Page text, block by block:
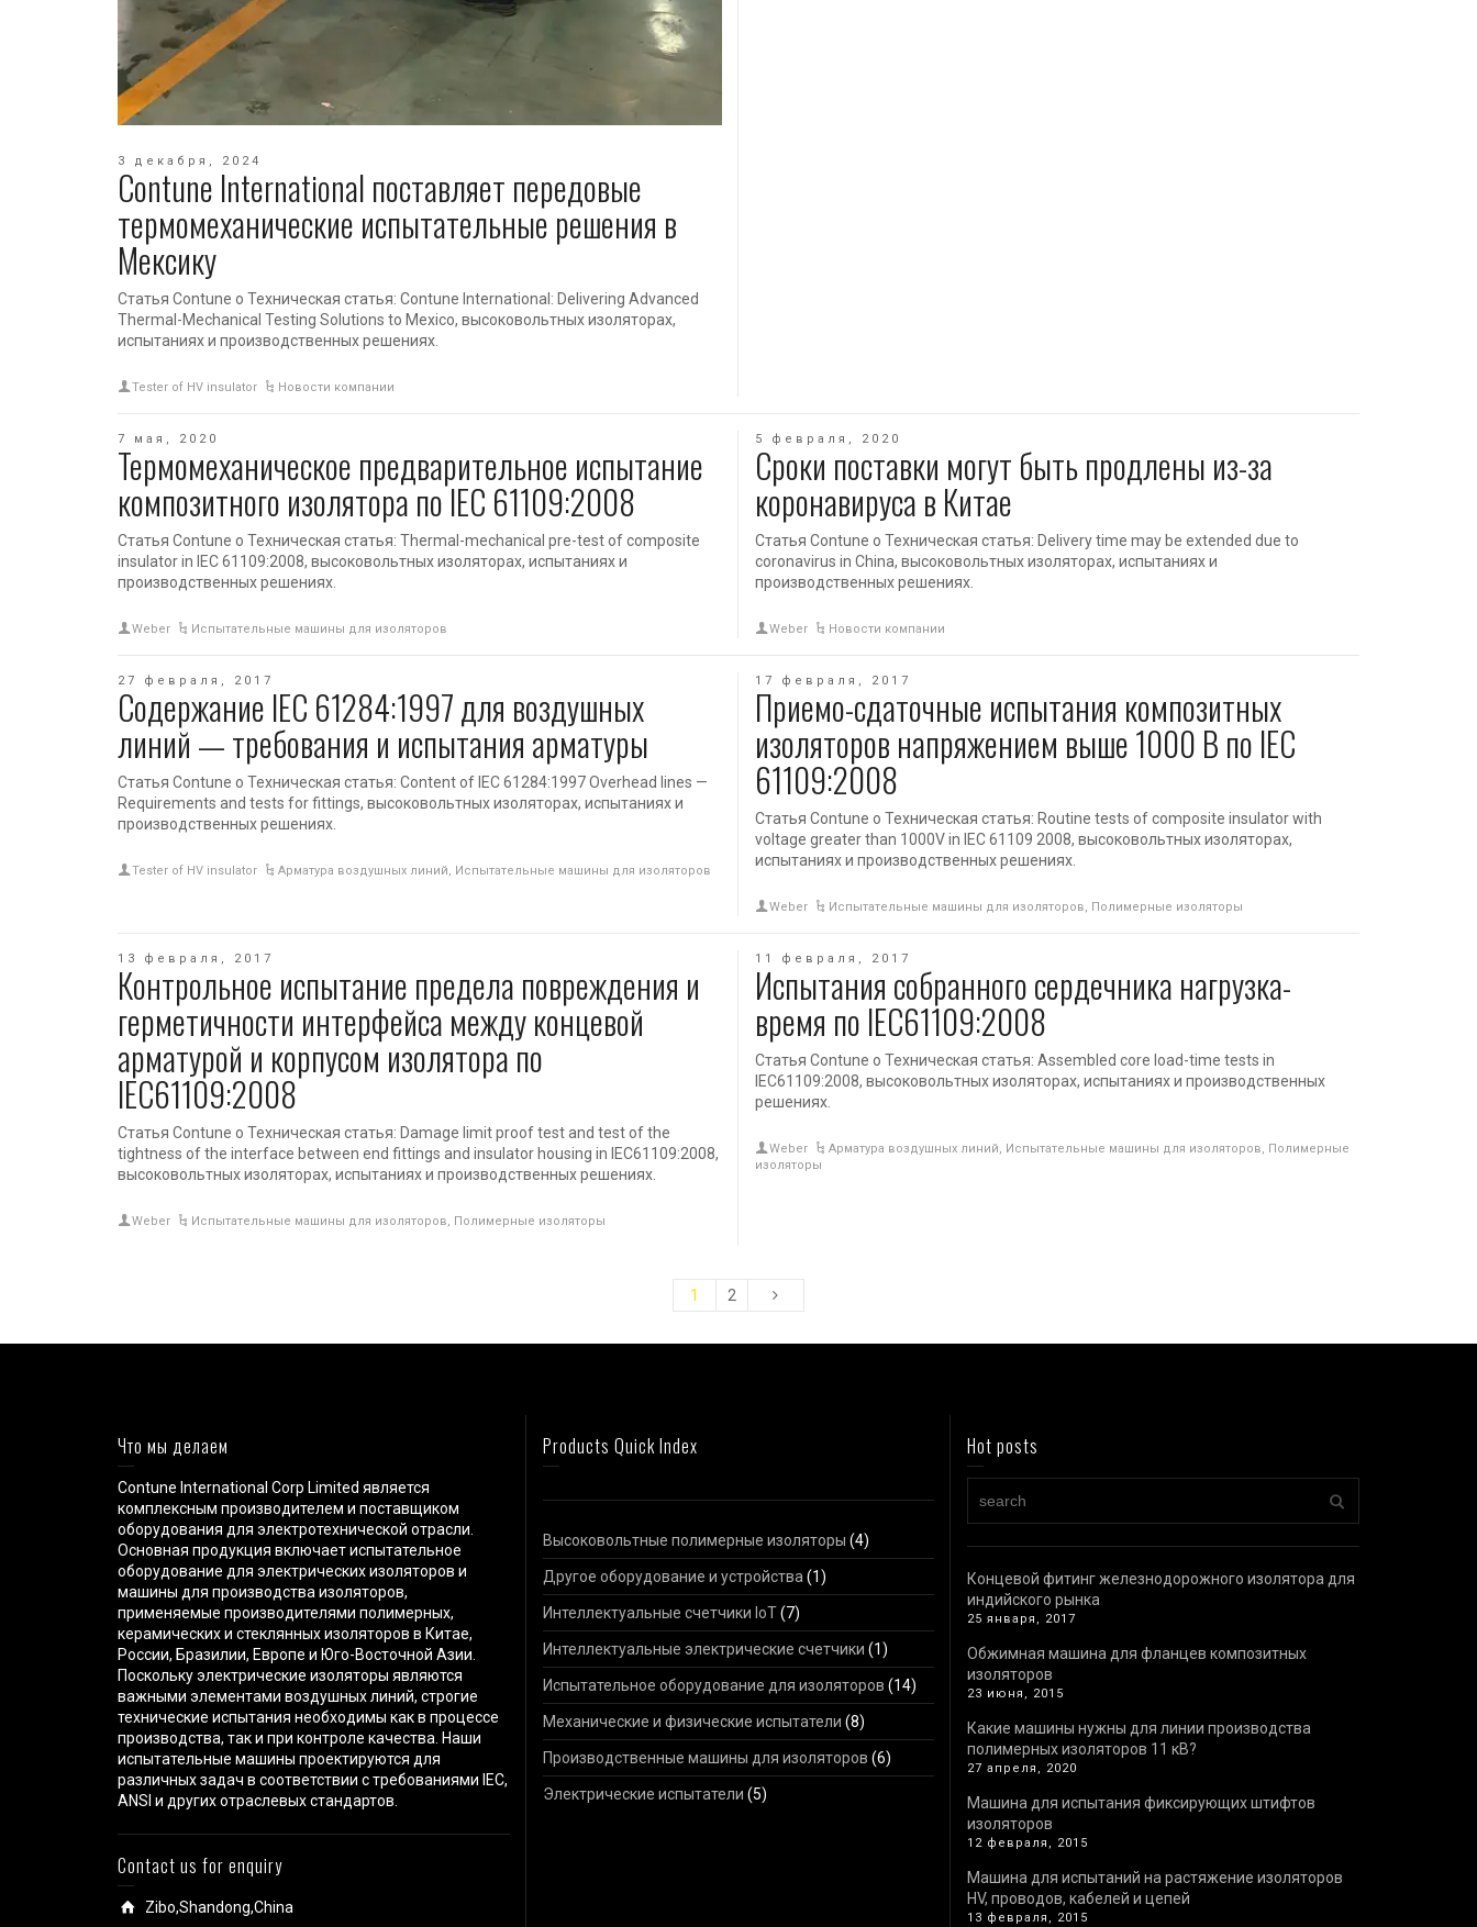
3 декабря, 2024
Contune International поставляет передовые
термомеханические испытательные решения в
Мексику
Статья Contune о Техническая статья: Contune International: Delivering Advanced
Thermal-Mechanical Testing Solutions to Mexico, высоковольтных изоляторах,
испытаниях и производственных решениях.
Tester of HV insulator Новости компании
7 мая, 2020
Термомеханическое предварительное испытание
композитного изолятора по IEC 61109:2008
Статья Contune о Техническая статья: Thermal-mechanical pre-test of composite
insulator in IEC 61109:2008, высоковольтных изоляторах, испытаниях и
производственных решениях.
Weber Испытательные машины для изоляторов
5 февраля, 2020
Сроки поставки могут быть продлены из-за
коронавируса в Китае
Статья Contune о Техническая статья: Delivery time may be extended due to
coronavirus in China, высоковольтных изоляторах, испытаниях и
производственных решениях.
Weber Новости компании
27 февраля, 2017
Содержание IEC 61284:1997 для воздушных
линий — требования и испытания арматуры
Статья Contune о Техническая статья: Content of IEC 61284:1997 Overhead lines —
Requirements and tests for fittings, высоковольтных изоляторах, испытаниях и
производственных решениях.
Tester of HV insulator Арматура воздушных линий, Испытательные машины для изоляторов
17 февраля, 2017
Приемо-сдаточные испытания композитных
изоляторов напряжением выше 1000 В по IEC
61109:2008
Статья Contune о Техническая статья: Routine tests of composite insulator with
voltage greater than 1000V in IEC 61109 2008, высоковольтных изоляторах,
испытаниях и производственных решениях.
Weber Испытательные машины для изоляторов, Полимерные изоляторы
13 февраля, 2017
Контрольное испытание предела повреждения и
герметичности интерфейса между концевой
арматурой и корпусом изолятора по
IEC61109:2008
Статья Contune о Техническая статья: Damage limit proof test and test of the
tightness of the interface between end fittings and insulator housing in IEC61109:2008,
высоковольтных изоляторах, испытаниях и производственных решениях.
Weber Испытательные машины для изоляторов, Полимерные изоляторы
11 февраля, 2017
Испытания собранного сердечника нагрузка-
время по IEC61109:2008
Статья Contune о Техническая статья: Assembled core load-time tests in
IEC61109:2008, высоковольтных изоляторах, испытаниях и производственных
решениях.
Weber Арматура воздушных линий, Испытательные машины для изоляторов, Полимерные
изоляторы
1 2
Что мы делаем
Contune International Corp Limited является
комплексным производителем и поставщиком
оборудования для электротехнической отрасли.
Основная продукция включает испытательное
оборудование для электрических изоляторов и
машины для производства изоляторов,
применяемые производителями полимерных,
керамических и стеклянных изоляторов в Китае,
России, Бразилии, Европе и Юго-Восточной Азии.
Поскольку электрические изоляторы являются
важными элементами воздушных линий, строгие
технические испытания необходимы как в процессе
производства, так и при контроле качества. Наши
испытательные машины проектируются для
различных задач в соответствии с требованиями IEC,
ANSI и других отраслевых стандартов.
Contact us for enquiry
Zibo,Shandong,China
Products Quick Index
Высоковольтные полимерные изоляторы (4)
Другое оборудование и устройства (1)
Интеллектуальные счетчики IoT(7)
Интеллектуальные электрические счетчики (1)
Испытательное оборудование для изоляторов (14)
Механические и физические испытатели (8)
Производственные машины для изоляторов (6)
Электрические испытатели (5)
Hot posts
Концевой фитинг железнодорожного изолятора для
индийского рынка
25 января, 2017
Обжимная машина для фланцев композитных
изоляторов
23 июня, 2015
Какие машины нужны для линии производства
полимерных изоляторов 11 кВ?
27 апреля, 2020
Машина для испытания фиксирующих штифтов
изоляторов
12 февраля, 2015
Машина для испытаний на растяжение изоляторов
HV, проводов, кабелей и цепей
13 февраля, 2015